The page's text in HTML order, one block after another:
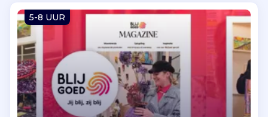
Vind jouw project
5-8 UUR